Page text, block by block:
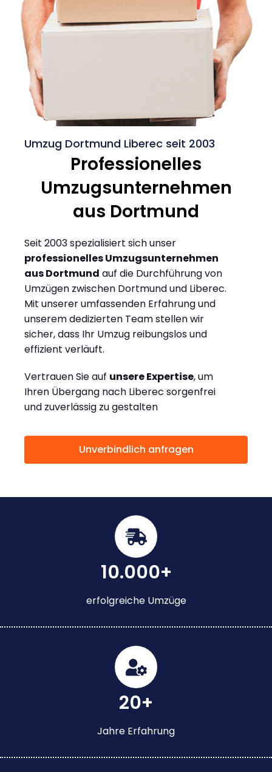
Umzug Dortmund Liberec seit 2003
Professionelles
Umzugsunternehmen
aus Dortmund
Seit 2003 spezialisiert sich unser
professionelles Umzugsunternehmen
aus Dortmund auf die Durchführung von
Umzügen zwischen Dortmund und Liberec.
Mit unserer umfassenden Erfahrung und
unserem dedizierten Team stellen wir
sicher, dass Ihr Umzug reibungslos und
effizient verläuft.
Vertrauen Sie auf unsere Expertise, um
Ihren Übergang nach Liberec sorgenfrei
und zuverlässig zu gestalten
Unverbindlich anfragen
10.000+
erfolgreiche Umzüge
20+
Jahre Erfahrung